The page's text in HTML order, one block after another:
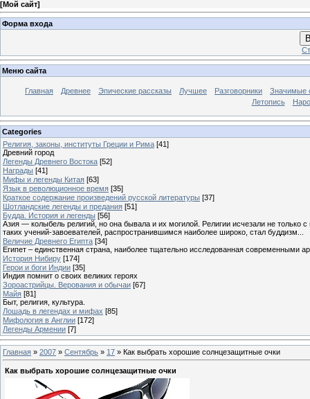
[Мой сайт]
Форма входа
Меню сайта
Главная Древнее Эпические рассказы Лучшее Разговорники
Значимые
Летопись
Categories
Религия, законы, институты Греции и Рима [41]
Древний город
Легенды Древнего Востока [52]
Награды [41]
Мифы и легенды Китая [63]
Язык в революционное время [35]
Краткое содержание произведений русской литературы [37]
Шотландские легенды и предания [51]
Будда. История и легенды [56]
Азия — колыбель религий, но она бывала и их могилой. Религии исчезали не
таких учений-завоевателей, распространившимся наиболее широко, стал буддизм...
Величие Древнего Египта [34]
Египет – единственная страна, наиболее тщательно исследованная современными
История Нибиру [174]
Герои и боги Индии [35]
Индия помнит о своих великих героях
Зороастрийцы. Верования и обычаи [67]
Майя [81]
Быт, религия, культура.
Лошадь в легендах и мифах [85]
Мифология в Англии [172]
Легенды Армении [7]
Главная » 2007 » Сентябрь » 17 » Как выбрать хорошие солнцезащитные очки
Как выбрать хорошие солнцезащитные очки